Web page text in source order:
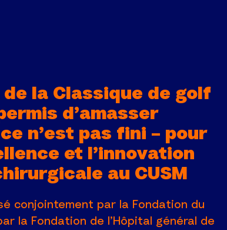
de la Classique de golf
d’amasser
n’est pas fini – pour
et l’innovation
au CUSM
conjointement par la Fondation du
la Fondation de l’Hôpital général de